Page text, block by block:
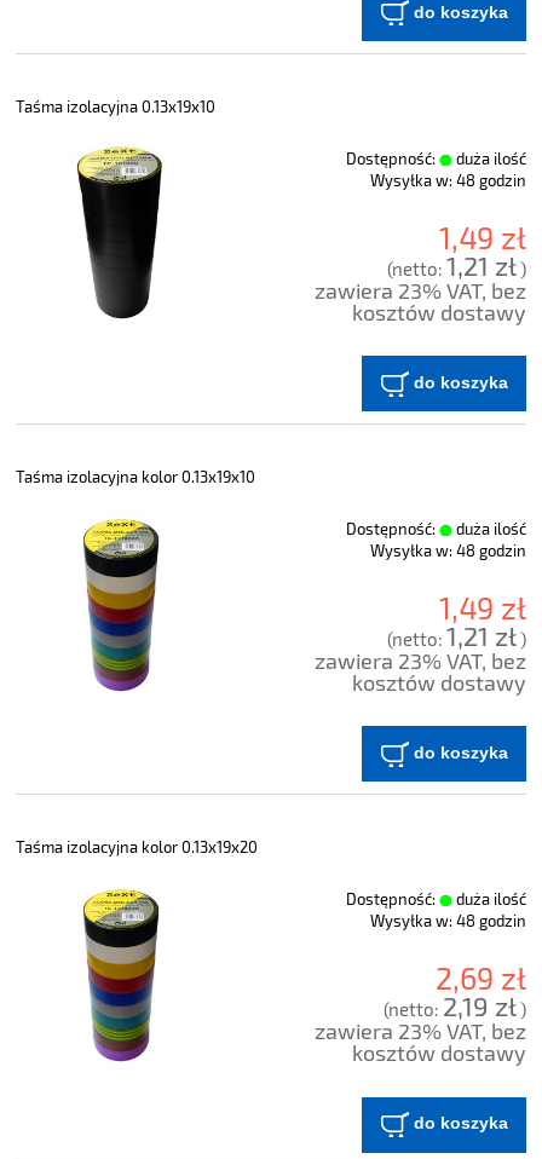
do koszyka
Taśma izolacyjna 0.13x19x10
Dostępność:
duża ilość
Wysyłka w: 48 godzin
1,49 zł
(netto: 1,21 zł)
zawiera 23% VAT, bez
kosztów dostawy
do koszyka
Taśma izolacyjna kolor 0.13x19x10
Dostępność:
duża ilość
Wysyłka w: 48 godzin
1,49 zł
(netto: 1,21 zł)
zawiera 23% VAT, bez
kosztów dostawy
do koszyka
Taśma izolacyjna kolor 0.13x19x20
Dostępność:
duża ilość
Wysyłka w: 48 godzin
2,69 zł
(netto: 2,19 zł)
zawiera 23% VAT, bez
kosztów dostawy
do koszyka